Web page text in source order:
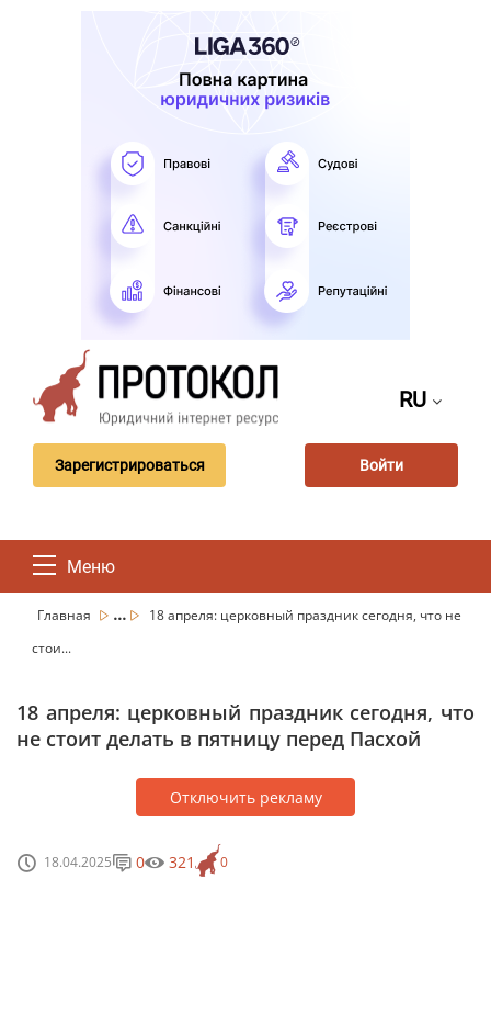
RU
Зарегистрироваться Войти
Меню
Главная ...
18 апреля: церковный праздник сегодня, что не
стои...
18 апреля: церковный праздник сегодня, что
не стоит делать в пятницу перед Пасхой
Отключить рекламу
18.04.2025 0
0 321